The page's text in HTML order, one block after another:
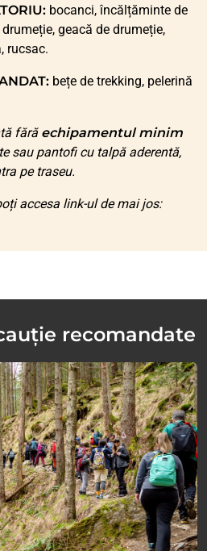
bocanci, încălțăminte de
geacă de drumeție,
rucsac.
bețe de trekking, pelerină
fără echipamentul minim
sau pantofi cu talpă aderentă,
pe traseu.
accesa link-ul de mai jos:
recomandate